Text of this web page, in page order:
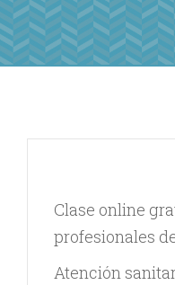
Clase online
profesionales
Atención